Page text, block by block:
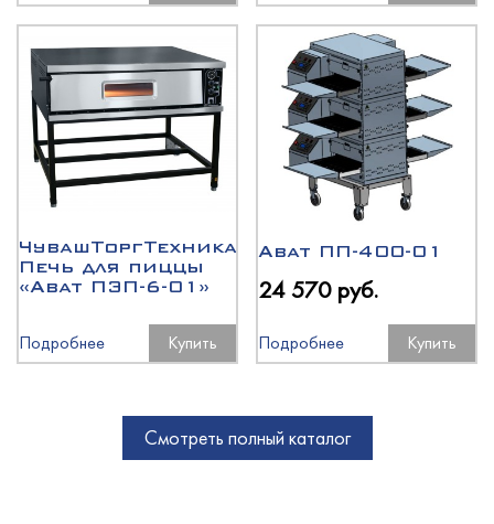
ЧувашТоргТехника
Печь для пиццы
«Abat ПЭП-6-01»
Подробнее Купить
Abat ПП-400-01
24 570 руб.
Подробнее Купить
Смотреть полный каталог